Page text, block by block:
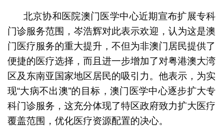
北京协和医院澳门医学中心近期宣布扩展专科
门诊服务范围，岑浩辉对此表示欢迎，认为这是澳
门医疗服务的重大提升，不但为非澳门居民提供了
便捷的医疗选择，而且进一步增加了对粤港澳大湾
区及东南亚国家地区居民的吸引力。他表示，为实
现“大病不出澳”的目标，澳门医学中心逐步扩大专
科门诊服务，这充分体现了特区政府致力扩大医疗
覆盖范围，优化医疗资源配置的决心。